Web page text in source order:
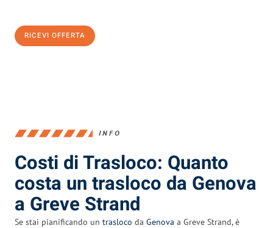
RICEVI OFFERTA
INFO
Costi di Trasloco: Quanto
costa un trasloco da Genova
a Greve Strand
Se stai pianificando un trasloco da Genova a Greve Strand, è